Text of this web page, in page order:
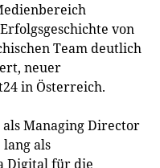
von
Team deutlich
neuer
in Österreich.
Managing Director
als
Digital für die